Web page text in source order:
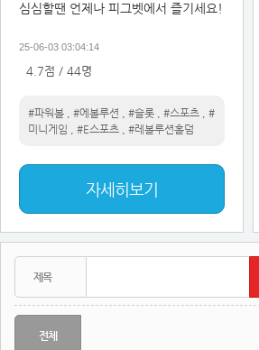
심심할땐 언제나 피그벳에서 즐기세요!
25-06-03 03:04:14
4.7점 / 44명
#파워볼 #에볼루션 #슬롯 #스포츠
#
미니게임
#E스포츠 #레볼루션홀덤
자세히보기
전체